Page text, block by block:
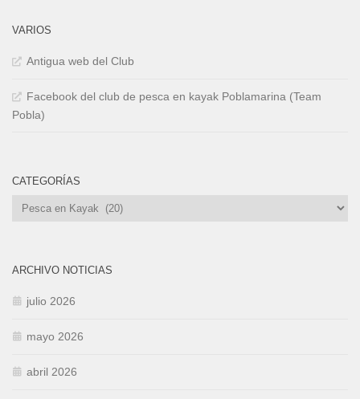
VARIOS
Antigua web del Club
Facebook del club de pesca en kayak Poblamarina (Team
Pobla)
CATEGORÍAS
Categorías
ARCHIVO NOTICIAS
julio 2026
mayo 2026
abril 2026